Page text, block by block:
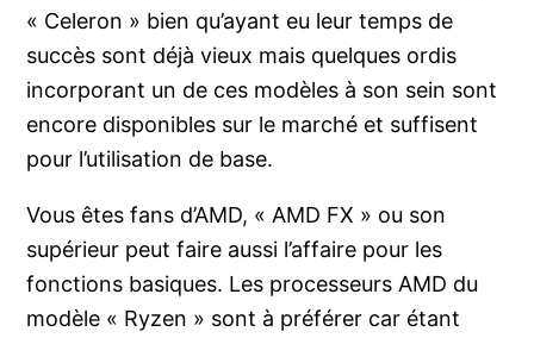
« Celeron » bien qu’ayant eu leur temps de
succès sont déjà vieux mais quelques ordis
incorporant un de ces modèles à son sein sont
encore disponibles sur le marché et suffisent
pour l’utilisation de base.
Vous êtes fans d’AMD, « AMD FX » ou son
supérieur peut faire aussi l’affaire pour les
fonctions basiques. Les processeurs AMD du
modèle « Ryzen » sont à préférer car étant